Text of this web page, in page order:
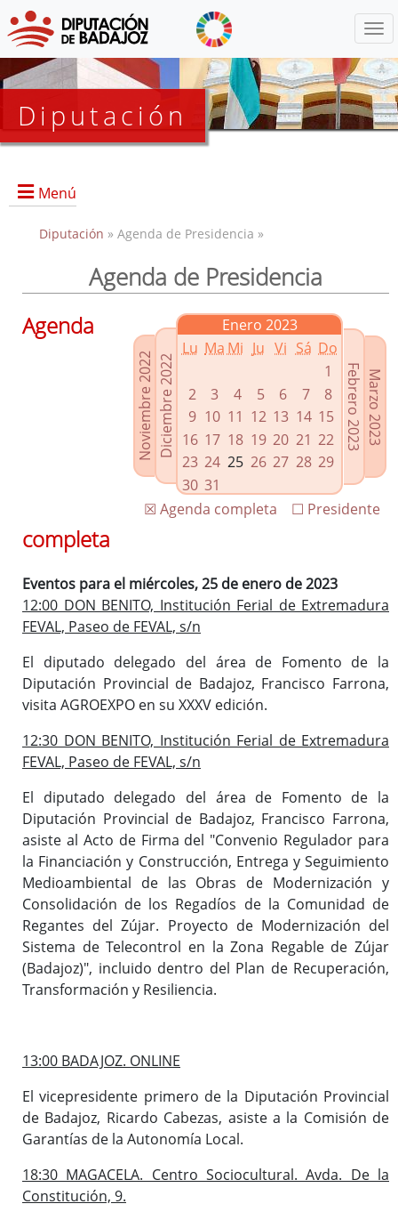
Diputación
Menú
Presidencia
Grupos Políticos
Enlaces relacionados
Agenda de Presidencia
Plenos provinciales y Juntas de gobierno
Oficina de Proyectos Europeos
Diputación » Agenda de Presidencia »
Agenda de Presidencia
Noviembre 2022Diciembre 2022
Enero 2023
Lu Ma Mi Ju Vi Sá Do
1
2
3 4 5 6 7
8
9 10 11 12 13 14 15
16 17 18 19 20 21 22
23 24 25 26 27 28 29
30 31
Marzo 2023
Febrero 2023
☐ Presidente
☒ Agenda completa
Agenda
completa
Eventos para el miércoles, 25 de enero de 2023
12:00 DON BENITO, Institución Ferial de Extremadura
FEVAL, Paseo de FEVAL, s/n
El diputado delegado del área de Fomento de la
Diputación Provincial de Badajoz, Francisco Farrona,
visita AGROEXPO en su XXXV edición.
12:30 DON BENITO, Institución Ferial de Extremadura
FEVAL, Paseo de FEVAL, s/n
El diputado delegado del área de Fomento de la
Diputación Provincial de Badajoz, Francisco Farrona,
asiste al Acto de Firma del "Convenio Regulador para
la Financiación y Construcción, Entrega y Seguimiento
Medioambiental de las Obras de Modernización y
Consolidación de los Regadíos de la Comunidad de
Regantes del Zújar. Proyecto de Modernización del
Sistema de Telecontrol en la Zona Regable de Zújar
(Badajoz)", incluido dentro del Plan de Recuperación,
Transformación y Resiliencia.
13:00 BADAJOZ. ONLINE
El vicepresidente primero de la Diputación Provincial
de Badajoz, Ricardo Cabezas, asiste a la Comisión de
Garantías de la Autonomía Local.
18:30 MAGACELA. Centro Sociocultural. Avda. De la
Constitución, 9.